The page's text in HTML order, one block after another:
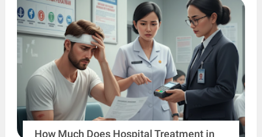
How Much Does Hospital Treatment in